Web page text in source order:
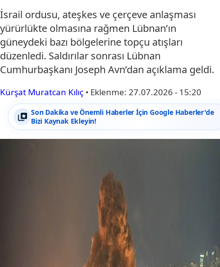
İsrail ordusu, ateşkes ve çerçeve anlaşması
yürürlükte olmasına rağmen Lübnan’ın
güneydeki bazı bölgelerine topçu atışları
düzenledi. Saldırılar sonrası Lübnan
Cumhurbaşkanı Joseph Avn’dan açıklama geldi.
Kürşat Muratcan Kılıç • Eklenme: 27.07.2026 - 15:20
Son Dakika ve Önemli Haberler İçin Google Haberler'de
Bizi Kaynak Ekleyin!